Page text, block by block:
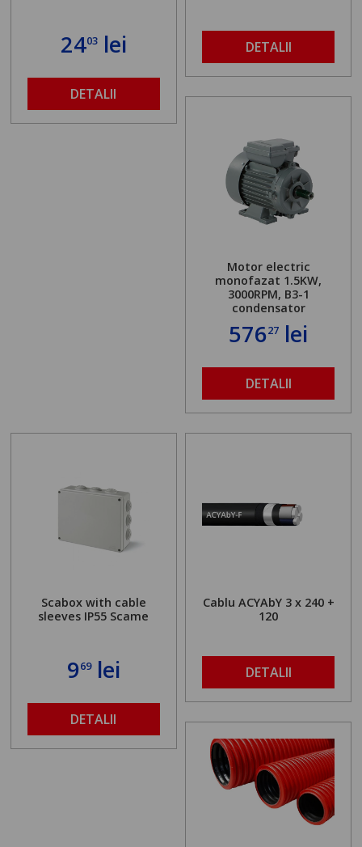
2403lei
DETALII
DETALII
Motor electric
monofazat 1.5KW,
3000RPM, B3-1
condensator
57627 lei
DETALII
Scabox with cable
sleeves IP55 Scame
969lei
DETALII
Cablu ACYAbY 3 x 240 +
120
DETALII